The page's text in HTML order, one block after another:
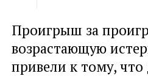
Проигрыш за
возрастающую
привели к тому,